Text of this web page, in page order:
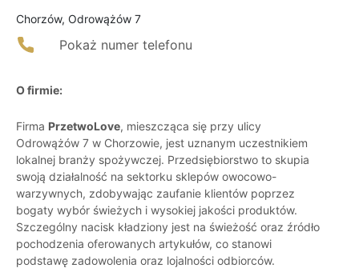
Chorzów, Odrowążów 7
Pokaż numer telefonu
O firmie:
Firma PrzetwoLove, mieszcząca się przy ulicy
Odrowążów 7 w Chorzowie, jest uznanym uczestnikiem
lokalnej branży spożywczej. Przedsiębiorstwo to skupia
swoją działalność na sektorku sklepów owocowo-
warzywnych, zdobywając zaufanie klientów poprzez
bogaty wybór świeżych i wysokiej jakości produktów.
Szczególny nacisk kładziony jest na świeżość oraz źródło
pochodzenia oferowanych artykułów, co stanowi
podstawę zadowolenia oraz lojalności odbiorców.